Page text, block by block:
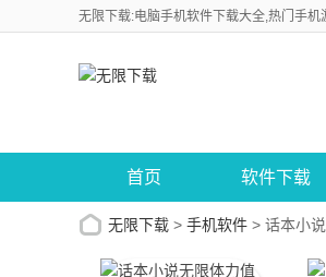
无限下载:电脑手机软件下载大全,热门手机
首页 软件下载
无限下载 > 手机软件 > 话本小